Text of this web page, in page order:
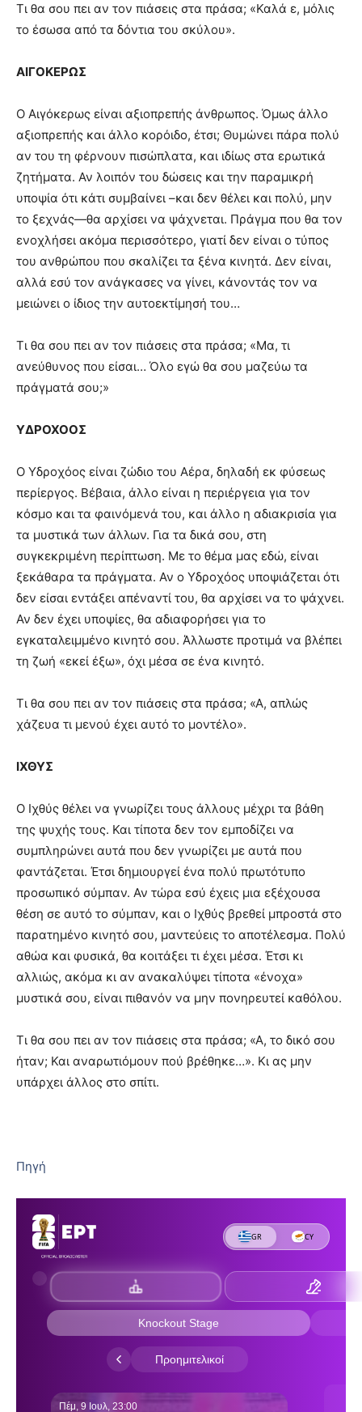
Τι θα σου πει αν τον πιάσεις στα πράσα; «Καλά ε, μόλις
το έσωσα από τα δόντια του σκύλου».
ΑΙΓΟΚΕΡΩΣ
Ο Αιγόκερως είναι αξιοπρεπής άνθρωπος. Όμως άλλο
αξιοπρεπής και άλλο κορόιδο, έτσι; Θυμώνει πάρα πολύ
αν του τη φέρνουν πισώπλατα, και ιδίως στα ερωτικά
ζητήματα. Αν λοιπόν του δώσεις και την παραμικρή
υποψία ότι κάτι συμβαίνει –και δεν θέλει και πολύ, μην
το ξεχνάς—θα αρχίσει να ψάχνεται. Πράγμα που θα τον
ενοχλήσει ακόμα περισσότερο, γιατί δεν είναι ο τύπος
του ανθρώπου που σκαλίζει τα ξένα κινητά. Δεν είναι,
αλλά εσύ τον ανάγκασες να γίνει, κάνοντάς τον να
μειώνει ο ίδιος την αυτοεκτίμησή του…
Τι θα σου πει αν τον πιάσεις στα πράσα; «Μα, τι
ανεύθυνος που είσαι… Όλο εγώ θα σου μαζεύω τα
πράγματά σου;»
ΥΔΡΟΧΟΟΣ
Ο Υδροχόος είναι ζώδιο του Αέρα, δηλαδή εκ φύσεως
περίεργος. Βέβαια, άλλο είναι η περιέργεια για τον
κόσμο και τα φαινόμενά του, και άλλο η αδιακρισία για
τα μυστικά των άλλων. Για τα δικά σου, στη
συγκεκριμένη περίπτωση. Με το θέμα μας εδώ, είναι
ξεκάθαρα τα πράγματα. Αν ο Υδροχόος υποψιάζεται ότι
δεν είσαι εντάξει απέναντί του, θα αρχίσει να το ψάχνει.
Αν δεν έχει υποψίες, θα αδιαφορήσει για το
εγκαταλειμμένο κινητό σου. Άλλωστε προτιμά να βλέπει
τη ζωή «εκεί έξω», όχι μέσα σε ένα κινητό.
Τι θα σου πει αν τον πιάσεις στα πράσα; «Α, απλώς
χάζευα τι μενού έχει αυτό το μοντέλο».
ΙΧΘΥΣ
Ο Ιχθύς θέλει να γνωρίζει τους άλλους μέχρι τα βάθη
της ψυχής τους. Και τίποτα δεν τον εμποδίζει να
συμπληρώνει αυτά που δεν γνωρίζει με αυτά που
φαντάζεται. Έτσι δημιουργεί ένα πολύ πρωτότυπο
προσωπικό σύμπαν. Αν τώρα εσύ έχεις μια εξέχουσα
θέση σε αυτό το σύμπαν, και ο Ιχθύς βρεθεί μπροστά στο
παρατημένο κινητό σου, μαντεύεις το αποτέλεσμα. Πολύ
αθώα και φυσικά, θα κοιτάξει τι έχει μέσα. Έτσι κι
αλλιώς, ακόμα κι αν ανακαλύψει τίποτα «ένοχα»
μυστικά σου, είναι πιθανόν να μην πονηρευτεί καθόλου.
Τι θα σου πει αν τον πιάσεις στα πράσα; «Α, το δικό σου
ήταν; Και αναρωτιόμουν πού βρέθηκε…». Κι ας μην
υπάρχει άλλος στο σπίτι.
Πηγή